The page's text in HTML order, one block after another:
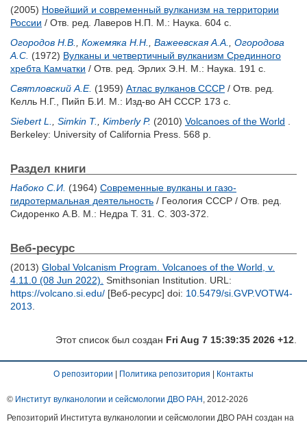
(2005) Новейший и современный вулканизм на территории
России / Отв. ред. Лаверов Н.П.
М.: Наука. 604 с.
Огородов Н.В.
Кожемяка Н.Н. Важеевская А.А.
Огородова
А.С. (1972) Вулканы и четвертичный вулканизм Срединного
хребта Камчатки / Отв. ред. Эрлих Э.Н.
М.: Наука. 191 с.
Святловский А.Е. (1959) Атлас вулканов СССР / Отв. ред.
Келль Н.Г.
Пийп Б.И.
М.: Изд-во АН СССР. 173 с.
Siebert L.
Simkin T. Kimberly P. (2010) Volcanoes of the World
Berkeley: University of California Press. 568 p.
Раздел книги
Набоко С.И. (1964) Современные вулканы и газо-
гидротермальная деятельность / Геология СССР / Отв. ред.
Сидоренко А.В. М.: Недра Т. 31. С. 303-372.
Веб-ресурс
(2013) Global Volcanism Program. Volcanoes of the World, v.
4.11.0 (08 Jun 2022). Smithsonian Institution. URL:
https://volcano.si.edu/ [Веб-ресурс] doi: 10.5479/si.GVP.VOTW4-
2013
Этот список был создан Fri Aug 7 15:39:35 2026 +12
О репозитории Политика репозитория Контакты
© Институт вулканологии и сейсмологии ДВО РАН , 2012-2026
Репозиторий Института вулканологии и сейсмологии ДВО РАН создан на